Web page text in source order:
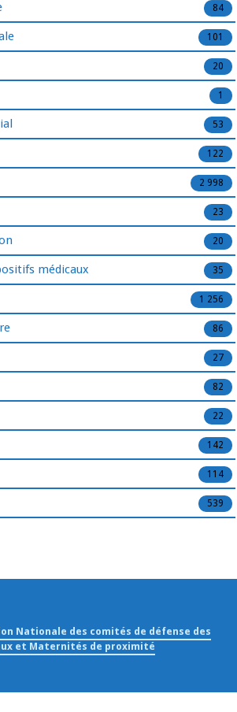
84
101
20
1
53
122
2 998
23
20
médicaux 35
1 256
86
27
82
22
142
114
539
Nationale des comités de défense des
et Maternités de proximité